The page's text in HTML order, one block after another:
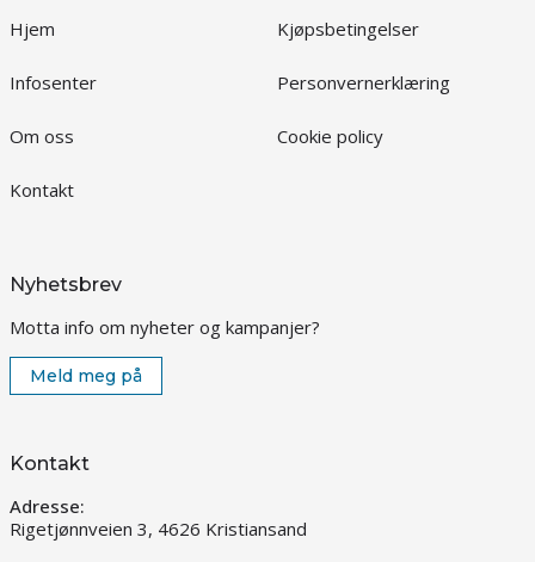
Hjem
Infosenter
Om oss
Kontakt
Kjøpsbetingelser
Personvernerklæring
Cookie policy
Nyhetsbrev
Motta info om nyheter og kampanjer?
Meld meg på
Kontakt
Adresse:
Rigetjønnveien 3, 4626 Kristiansand